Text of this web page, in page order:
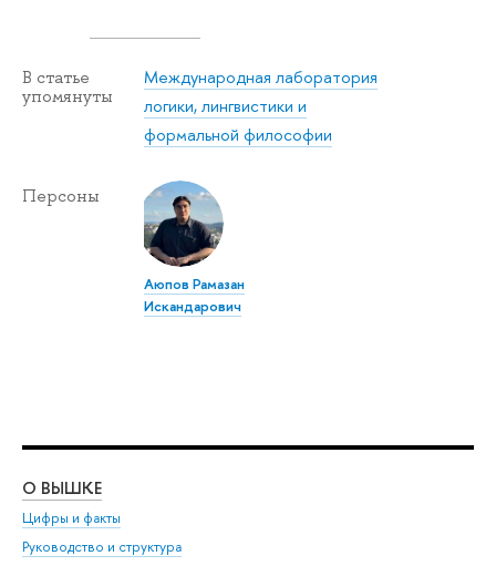
В статье
упомянуты
Международная лаборатория
логики, лингвистики и
формальной философии
Персоны
Аюпов Рамазан
Искандарович
О ВЫШКЕ
Цифры и факты
Руководство и структура